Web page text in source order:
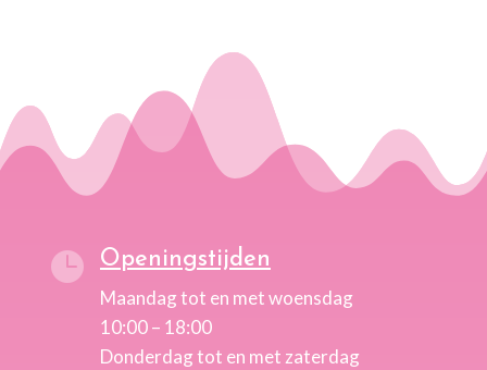
 Openingstijden
Maandag tot en met woensdag
10:00 – 18:00
Donderdag tot en met zaterdag